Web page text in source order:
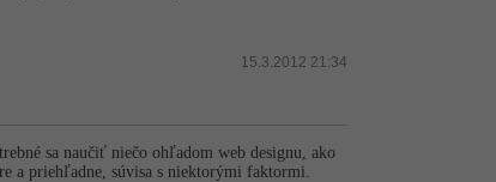
15.3.2012 21:34
sa naučiť niečo ohľadom web designu, ako
a priehľadne, súvisa s niektorými faktormi.